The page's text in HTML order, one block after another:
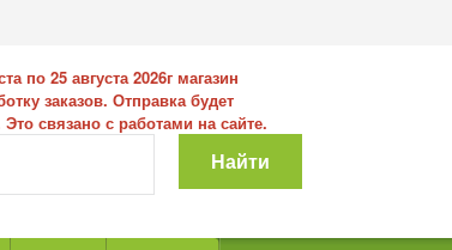
по 25 августа 2026г магазин
заказов. Отправка будет
связано с работами на сайте.
Найти